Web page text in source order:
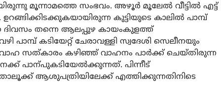
മൂന്നാമത്തെ സംഭവം. അഴൂര്‍ മൂലേല്‍ വീട്ടില്‍ എട്ട്
കുട്ടിയുടെ കാലില്‍ പാമ്പ്
ദിവസം തന്നെ ആലപ്പുഴ കായംകുളത്ത്
പാമ്പ് കടിയേറ്റ് ചേരാവള്ളി സ്വദേശി സെലീനയും
സത്കാരം കഴിഞ്ഞ് വാഹനം പാര്‍ക്ക് ചെയ്തിരുന്ന
പാന്പുകടിയേല്‍ക്കുന്നത്. പിന്നീട്
ആശുപത്രിയിലേക്ക് എത്തിക്കുന്നതിനിടെ